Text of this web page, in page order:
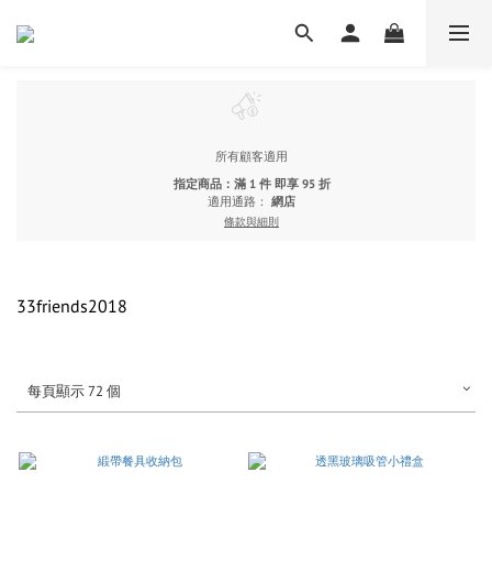
所有顧客適用
指定商品：滿 1 件 即享 95 折
適用通路： 網店
條款與細則
33friends2018
每頁顯示 72 個